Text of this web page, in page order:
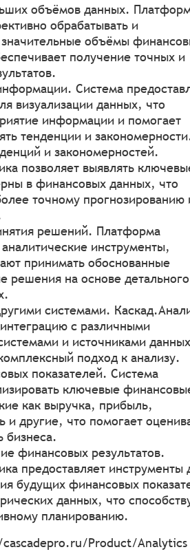
объёмов данных.
обрабатывать и
значительные объёмы
получение точных и
Система
визуализации данных, что
информации и помогает
тенденции и
и закономерностей.
позволяет выявлять
в финансовых данных, что
точному прогнозированию
решений. Платформа
инструменты,
принимать обоснованные
решения на основе детального
системами.
с различными
и источниками
подход к анализу.
показателей. Система
ключевые
как выручка, прибыль,
и другие, что помогает
бизнеса.
финансовых результатов.
предоставляет инструменты
будущих финансовых
данных, что
планированию.
Product/Analytics